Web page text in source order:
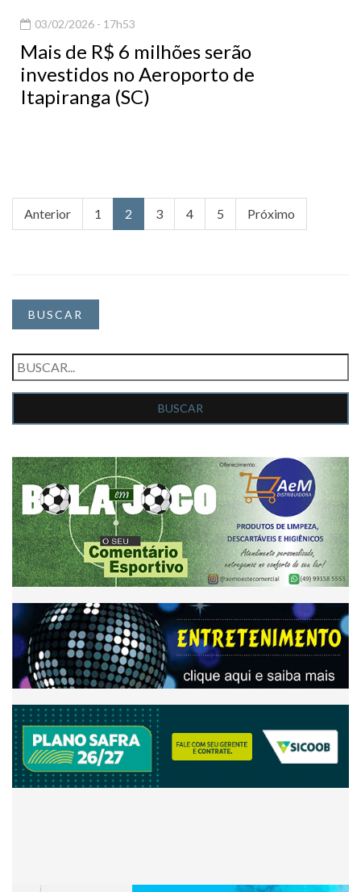
03/02/2026 - 17h53
Mais de R$ 6 milhões serão
investidos no Aeroporto de
Itapiranga (SC)
Anterior 1 2 3 4 5 Próximo
BUSCAR